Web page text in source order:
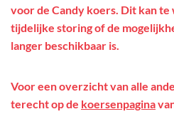
voor de Candy koers. Dit kan te
tijdelijke storing of de
langer beschikbaar is.
Voor een overzicht van alle
terecht op de koersenpagina